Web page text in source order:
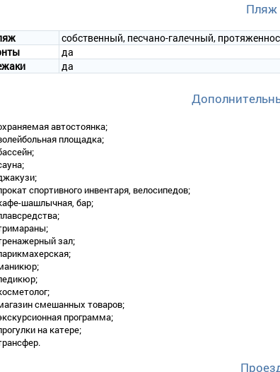
Пляж
собственный, песчано-галечный,
да
да
автостоянка;
площадка;
спортивного инвентаря, велосипедов;
шашлычная, бар;
зал;
смешанных товаров;
программа;
на катере;